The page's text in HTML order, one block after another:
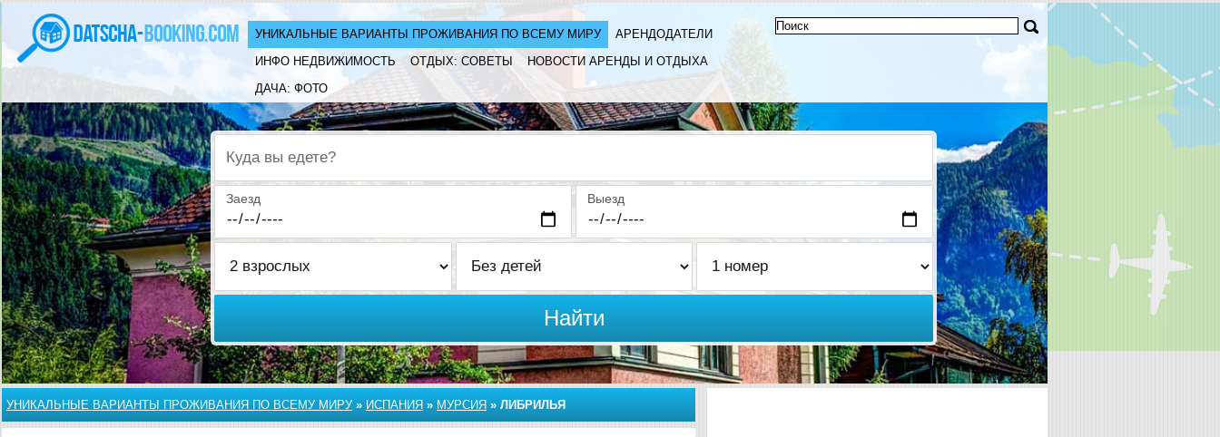
УНИКАЛЬНЫЕ ВАРИАНТЫ ПРОЖИВАНИЯ ПО ВСЕМУ МИРУ
АРЕНДОДАТЕЛИ
ИНФО НЕДВИЖИМОСТЬ
ОТДЫХ: СОВЕТЫ
НОВОСТИ АРЕНДЫ И ОТДЫХА
ДАЧА: ФОТО
Куда вы едете?
Заезд Выезд
Найти
УНИКАЛЬНЫЕ ВАРИАНТЫ ПРОЖИВАНИЯ ПО ВСЕМУ МИРУ» ИСПАНИЯ » МУРСИЯ » ЛИБРИЛЬЯ